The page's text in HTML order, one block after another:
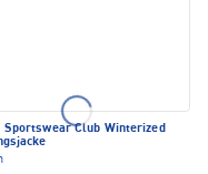
Sportswear Club Winterized